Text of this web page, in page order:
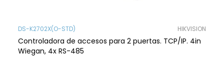
DS-K2702X(O-STD) HIKVISION
Controladora de accesos para 2 puertas. TCP/IP. 4in
Wiegan, 4x RS-485